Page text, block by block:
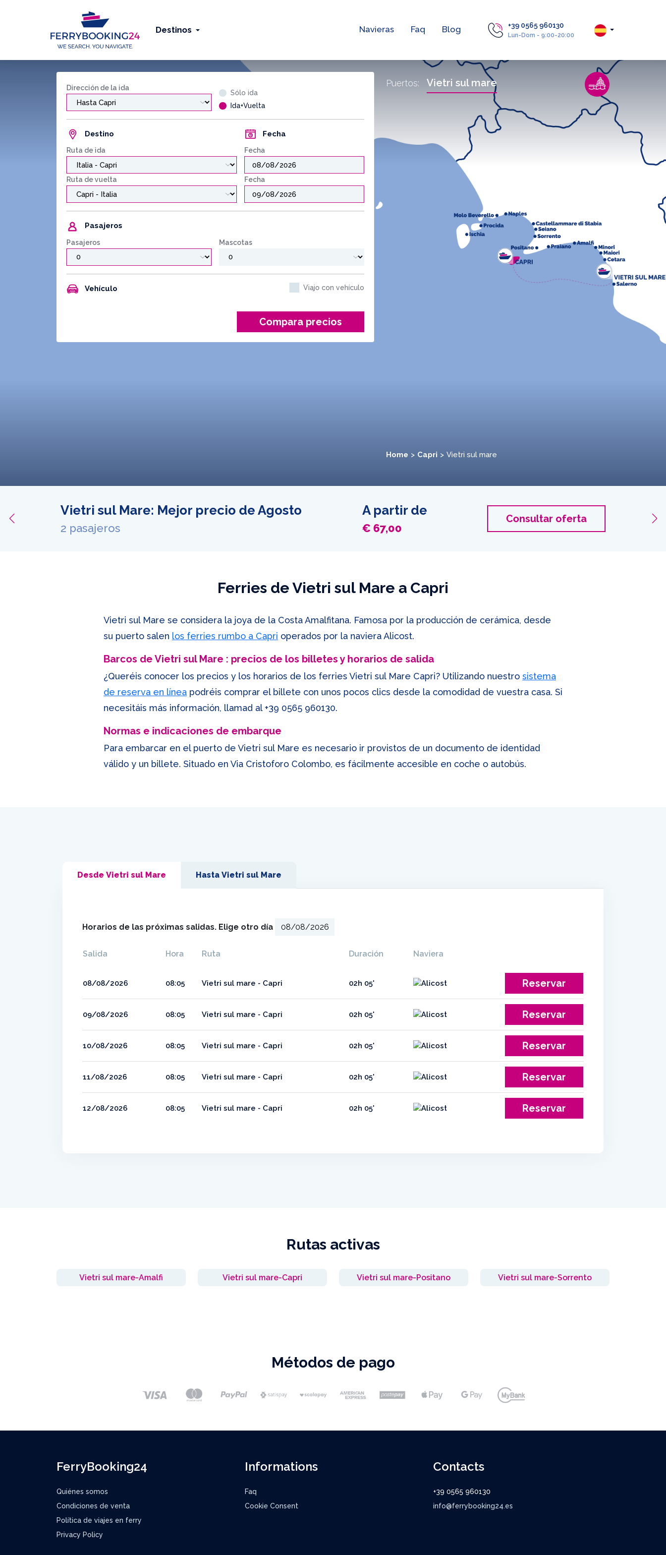
Destinos Navieras Faq Blog +39 0565 960130
Lun-Dom - 9:00-20:00
Dirección de la ida
Sólo ida
Ida+Vuelta
Destino
Ruta de ida
Fecha
Fecha
Ruta de vuelta Fecha
Pasajeros
Pasajeros Mascotas
Vehículo Viajo con vehículo
Compara precios
Puertos: Vietri sul mare
Home Capri Vietri sul mare
Vietri sul Mare: Mejor precio de Agosto
2 pasajeros
A partir de
€ 67,00
Consultar oferta
2
Ferries de Vietri sul Mare a Capri
Vietri sul Mare se considera la joya de la Costa Amalfitana. Famosa por la producción de cerámica, desde
su puerto salen los ferries rumbo a Capri operados por la naviera Alicost.
Barcos de Vietri sul Mare : precios de los billetes y horarios de salida
¿Queréis conocer los precios y los horarios de los ferries Vietri sul Mare Capri? Utilizando nuestro sistema
de reserva en línea podréis comprar el billete con unos pocos clics desde la comodidad de vuestra casa. Si
necesitáis más información, llamad al +39 0565 960130.
Normas e indicaciones de embarque
Para embarcar en el puerto de Vietri sul Mare es necesario ir provistos de un documento de identidad
válido y un billete. Situado en Via Cristoforo Colombo, es fácilmente accesible en coche o autobús.
Desde Vietri sul Mare Hasta Vietri sul Mare
Horarios de las próximas salidas. Elige otro día
Salida Hora Ruta Duración Naviera
08/08/2026 08:05 Vietri sul mare - Capri 02h 05' Reservar
09/08/2026 08:05 Vietri sul mare - Capri 02h 05' Reservar
10/08/2026 08:05 Vietri sul mare - Capri 02h 05' Reservar
11/08/2026 08:05 Vietri sul mare - Capri 02h 05' Reservar
12/08/2026 08:05 Vietri sul mare - Capri 02h 05' Reservar
Rutas activas
Vietri sul mare-Amalfi Vietri sul mare-Capri Vietri sul mare-Positano Vietri sul mare-Sorrento
Métodos de pago
FerryBooking24
Quiénes somos
Condiciones de venta
Política de viajes en ferry
Privacy Policy
Informations
Faq
Cookie Consent
Contacts
+39 0565 960130
info@ferrybooking24.es